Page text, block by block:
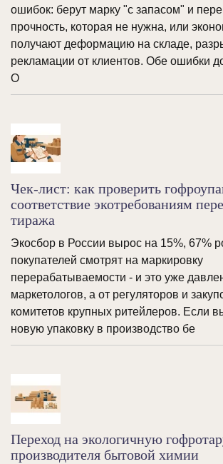
ошибок: берут марку "с запасом" и
прочность, которая не нужна, или
получают деформацию на складе,
рекламации от клиентов. Обе ошибки
О
Чек-лист: как проверить
соответствие экотребованиям
тиража
Экосбор в России вырос на 15%, 67%
покупателей смотрят на маркировку
перерабатываемости - и это уже
маркетологов, а от регуляторов и
комитетов крупных ритейлеров. Если
новую упаковку в производство бе
Переход на экологичную
производителя бытовой химии